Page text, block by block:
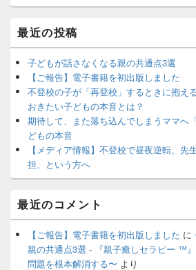
最近の投稿
子どもが話さなくなる親の共通点3選
【ご報告】電子書籍を初出版しました
不登校の子が「再登校」するときに抱え
おきたい子どもの本音とは？
期待して、また落ち込んでしまうママへ
どもの本音
【メディア情報】不登校で昼夜逆転、先
担、という方へ
最近のコメント
【ご報告】電子書籍を初出版しました に
親の共通点3選 - 『親子癒しセラピー ™️
問題を根本解消する〜 より